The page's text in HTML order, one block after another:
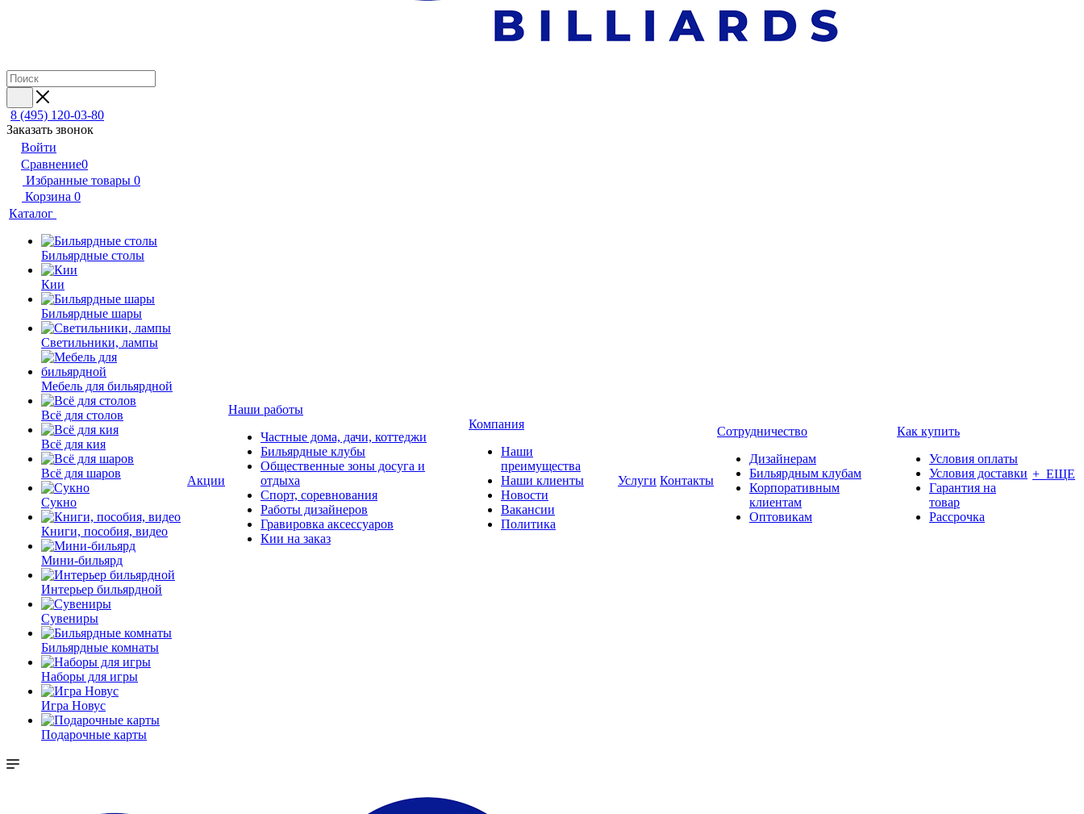
8 (495) 120-03-80
Заказать звонок
Войти
Сравнение0
Избранные товары 0
Корзина 0
Каталог
Бильярдные столы
Кии
Бильярдные шары
Светильники, лампы
Мебель для бильярдной
Всё для столов
Всё для кия
Всё для шаров
Сукно
Книги, пособия, видео
Мини-бильярд
Интерьер бильярдной
Сувениры
Бильярдные комнаты
Наборы для игры
Игра Новус
Подарочные карты
Акции
Наши работы
Частные дома, дачи, коттеджи
Бильярдные клубы
Общественные зоны досуга и
отдыха
Спорт, соревнования
Работы дизайнеров
Гравировка аксессуаров
Кии на заказ
Компания
Наши
преимущества
Наши клиенты
Новости
Вакансии
Политика
Услуги Контакты
Сотрудничество
Дизайнерам
Бильярдным клубам
Корпоративным
клиентам
Оптовикам
Как купить
Условия оплаты
Условия доставки
Гарантия на
товар
Рассрочка
+ ЕЩЕ